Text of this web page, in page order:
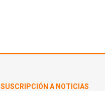
SUSCRIPCIÓN A NOTICIAS